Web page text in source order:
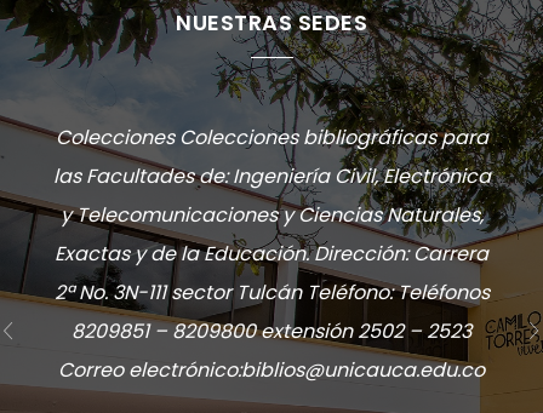
NUESTRAS SEDES
Colecciones Colecciones bibliográficas para
las Facultades de: Ingeniería Civil, Electrónica
y Telecomunicaciones y Ciencias Naturales,
Exactas y de la Educación. Dirección: Carrera
2ª No. 3N-111 sector Tulcán Teléfono: Teléfonos
8209851 – 8209800 extensión 2502 – 2523
Correo electrónico:biblios@unicauca.edu.co